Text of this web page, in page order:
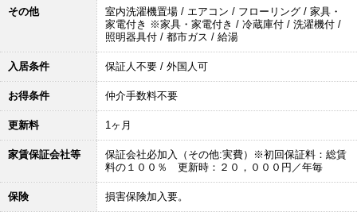
その他
室内洗濯機置場 / エアコン / フローリング / 家具・
家電付き ※家具・家電付き / 冷蔵庫付 / 洗濯機付 /
照明器具付 / 都市ガス / 給湯
入居条件 保証人不要 / 外国人可
お得条件 仲介手数料不要
更新料 1ヶ月
家賃保証会社等
保証会社必加入（その他:実費）※初回保証料：総賃
料の１００％ 更新時：２０，０００円／年毎
保険 損害保険加入要。